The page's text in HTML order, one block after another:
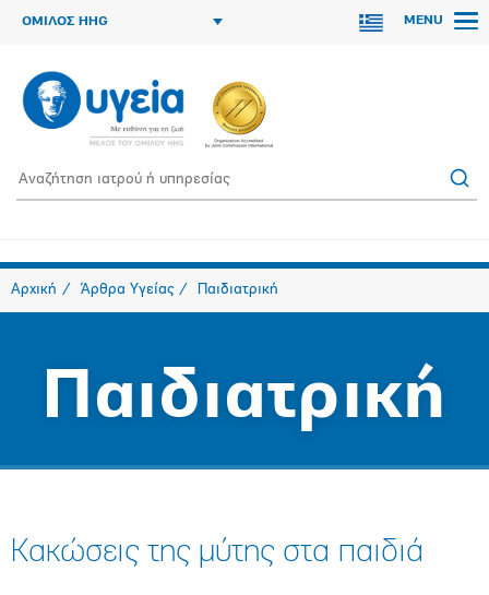
ΟΜΙΛΟΣ HHG MENU
Αρχική Άρθρα Υγείας Παιδιατρική
Παιδιατρική
Κακώσεις της μύτης στα παιδιά